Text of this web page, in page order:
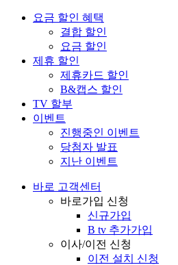
요금 할인 혜택
결합 할인
요금 할인
제휴 할인
제휴카드 할인
B&캡스 할인
TV 할부
이벤트
진행중인 이벤트
당첨자 발표
지난 이벤트
바로 고객센터
바로가입 신청
신규가입
B tv 추가가입
이사/이전 신청
이전 설치 신청